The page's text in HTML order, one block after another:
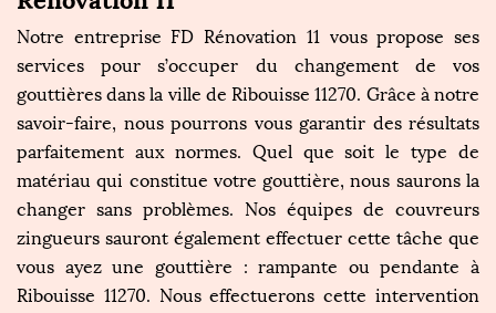
Notre entreprise FD Rénovation 11 vous propose ses
services pour s’occuper du changement de vos
gouttières dans la ville de Ribouisse 11270. Grâce à notre
savoir-faire, nous pourrons vous garantir des résultats
parfaitement aux normes. Quel que soit le type de
matériau qui constitue votre gouttière, nous saurons la
changer sans problèmes. Nos équipes de couvreurs
zingueurs sauront également effectuer cette tâche que
vous ayez une gouttière : rampante ou pendante à
Ribouisse 11270. Nous effectuerons cette intervention